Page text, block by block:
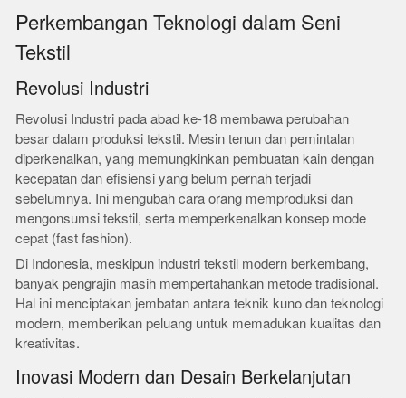
Perkembangan Teknologi dalam Seni
Tekstil
Revolusi Industri
Revolusi Industri pada abad ke-18 membawa perubahan
besar dalam produksi tekstil. Mesin tenun dan pemintalan
diperkenalkan, yang memungkinkan pembuatan kain dengan
kecepatan dan efisiensi yang belum pernah terjadi
sebelumnya. Ini mengubah cara orang memproduksi dan
mengonsumsi tekstil, serta memperkenalkan konsep mode
cepat (fast fashion).
Di Indonesia, meskipun industri tekstil modern berkembang,
banyak pengrajin masih mempertahankan metode tradisional.
Hal ini menciptakan jembatan antara teknik kuno dan teknologi
modern, memberikan peluang untuk memadukan kualitas dan
kreativitas.
Inovasi Modern dan Desain Berkelanjutan